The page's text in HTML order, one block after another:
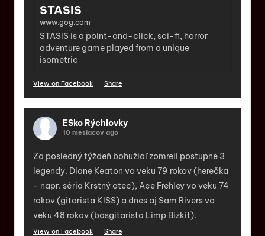
STASIS
www.gog.com
STASIS is a point-and-click, sci-fi, horror
adventure game played from a unique
isometric
View on Facebook · Share
ESko Rýchlovky
10 mesiacov ago
Za posledný týždeň bohužiaľ zomreli postupne 3
legendy. Diane Keaton vo veku 79 rokov (herečka
- napr. séria Krstný otec), Ace Frehley vo veku 74
rokov (gitarista KISS) a dnes aj Sam Rivers vo
veku 48 rokov (basgitarista Limp Bizkit).
View on Facebook · Share